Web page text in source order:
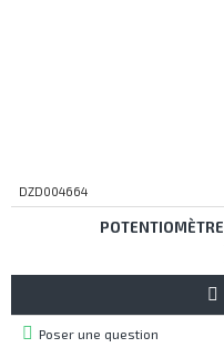
DZD004664
Poser une question